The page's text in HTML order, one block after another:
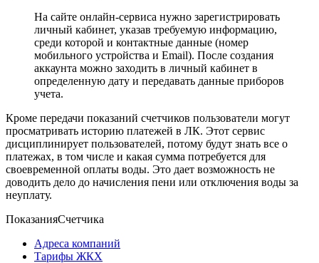
На сайте онлайн-сервиса нужно зарегистрировать
личный кабинет, указав требуемую информацию,
среди которой и контактные данные (номер
мобильного устройства и Email). После создания
аккаунта можно заходить в личный кабинет в
определенную дату и передавать данные приборов
учета.
Кроме передачи показаний счетчиков пользователи могут
просматривать историю платежей в ЛК. Этот сервис
дисциплинирует пользователей, потому будут знать все о
платежах, в том числе и какая сумма потребуется для
своевременной оплаты воды. Это дает возможность не
доводить дело до начисления пени или отключения воды за
неуплату.
ПоказанияСчетчика
Адреса компаний
Тарифы ЖКХ